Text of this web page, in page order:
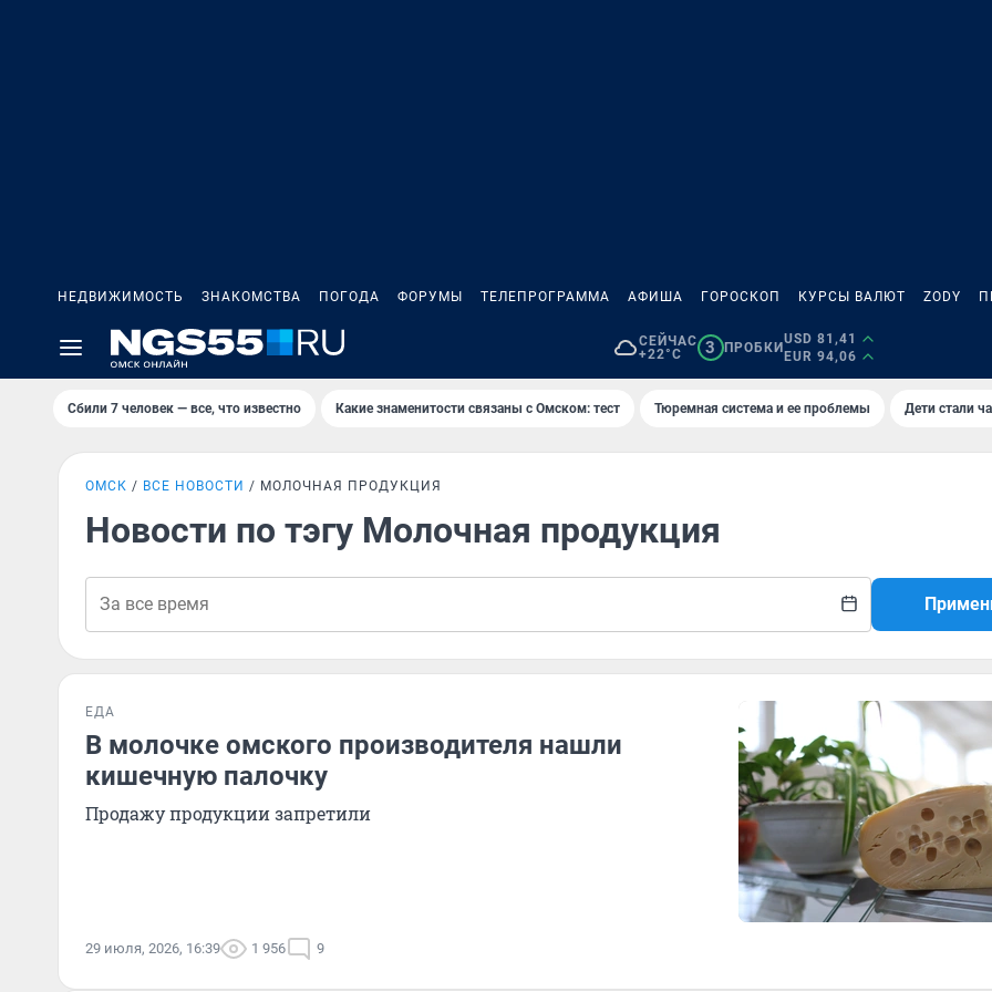
НЕДВИЖИМОСТЬ ЗНАКОМСТВА ПОГОДА ФОРУМЫ ТЕЛЕПРОГРАММА АФИША ГОРОСКОП КУРСЫ ВАЛЮТ ZODY
СЕЙЧАС
+22°C
3 ПРОБКИ
USD 81,41
EUR 94,06
Сбили 7 человек — все, что известно Какие знаменитости связаны с Омском: тест Тюремная система и ее проблемы Дети стали
ОМСК ВСЕ НОВОСТИ МОЛОЧНАЯ ПРОДУКЦИЯ
Новости по тэгу Молочная продукция
ЕДА
В молочке омского производителя нашли
кишечную палочку
Продажу продукции запретили
29 июля, 2026, 16:39 1 956 9